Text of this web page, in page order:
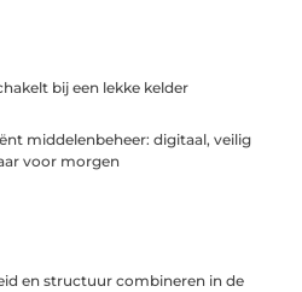
bij een lekke kelder
middelenbeheer: digitaal, veilig
voor morgen
en structuur combineren in de